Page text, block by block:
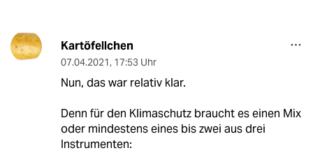
Kartöfellchen
07.04.2021, 17:53 Uhr
Nun, das war relativ klar.
Denn für den Klimaschutz braucht es einen Mix
oder mindestens eines bis zwei aus drei
Instrumenten: